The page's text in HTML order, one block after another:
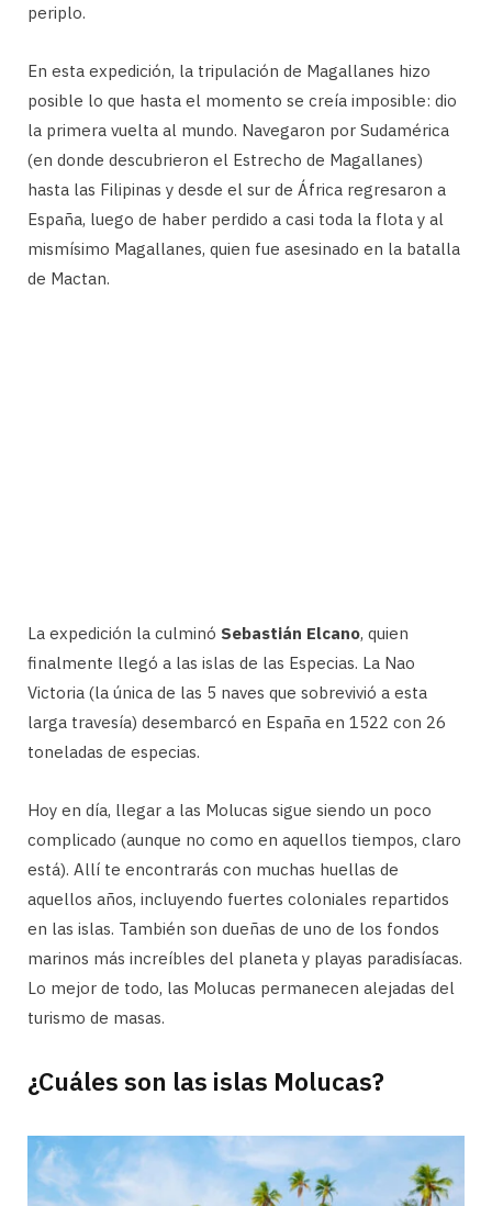
periplo.
En esta expedición, la tripulación de Magallanes hizo
posible lo que hasta el momento se creía imposible: dio
la primera vuelta al mundo. Navegaron por Sudamérica
(en donde descubrieron el Estrecho de Magallanes)
hasta las Filipinas y desde el sur de África regresaron a
España, luego de haber perdido a casi toda la flota y al
mismísimo Magallanes, quien fue asesinado en la batalla
de Mactan.
La expedición la culminó Sebastián Elcano, quien
finalmente llegó a las islas de las Especias. La Nao
Victoria (la única de las 5 naves que sobrevivió a esta
larga travesía) desembarcó en España en 1522 con 26
toneladas de especias.
Hoy en día, llegar a las Molucas sigue siendo un poco
complicado (aunque no como en aquellos tiempos, claro
está). Allí te encontrarás con muchas huellas de
aquellos años, incluyendo fuertes coloniales repartidos
en las islas. También son dueñas de uno de los fondos
marinos más increíbles del planeta y playas paradisíacas.
Lo mejor de todo, las Molucas permanecen alejadas del
turismo de masas.
¿Cuáles son las islas Molucas?